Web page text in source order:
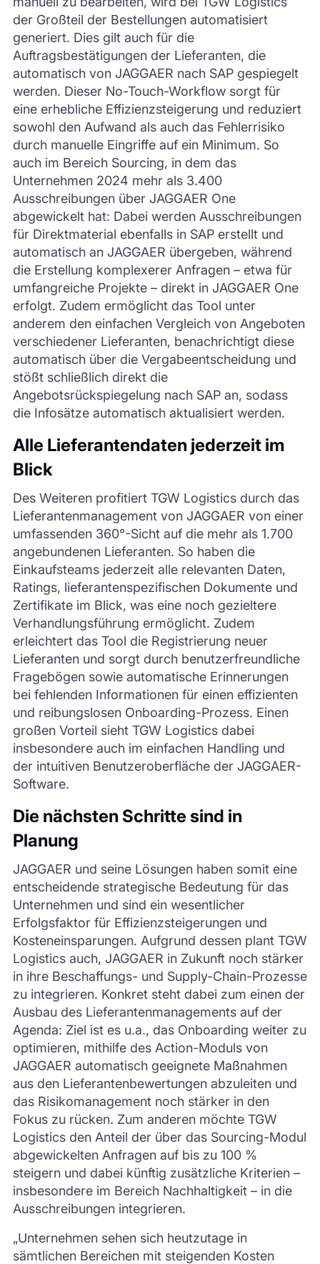
der Großteil der Bestellungen automatisiert
generiert. Dies gilt auch für die
Auftragsbestätigungen der Lieferanten, die
automatisch von JAGGAER nach SAP gespiegelt
werden. Dieser No-Touch-Workflow sorgt für
eine erhebliche Effizienzsteigerung und reduziert
sowohl den Aufwand als auch das Fehlerrisiko
durch manuelle Eingriffe auf ein Minimum. So
auch im Bereich Sourcing, in dem das
Unternehmen 2024 mehr als 3.400
Ausschreibungen über JAGGAER One
abgewickelt hat: Dabei werden Ausschreibungen
für Direktmaterial ebenfalls in SAP erstellt und
automatisch an JAGGAER übergeben, während
die Erstellung komplexerer Anfragen – etwa für
umfangreiche Projekte – direkt in JAGGAER One
erfolgt. Zudem ermöglicht das Tool unter
anderem den einfachen Vergleich von Angeboten
verschiedener Lieferanten, benachrichtigt diese
automatisch über die Vergabeentscheidung und
stößt schließlich direkt die
Angebotsrückspiegelung nach SAP an, sodass
die Infosätze automatisch aktualisiert werden.
Alle Lieferantendaten jederzeit im
Blick
Des Weiteren profitiert TGW Logistics durch das
Lieferantenmanagement von JAGGAER von einer
umfassenden 360°-Sicht auf die mehr als 1.700
angebundenen Lieferanten. So haben die
Einkaufsteams jederzeit alle relevanten Daten,
Ratings, lieferantenspezifischen Dokumente und
Zertifikate im Blick, was eine noch gezieltere
Verhandlungsführung ermöglicht. Zudem
erleichtert das Tool die Registrierung neuer
Lieferanten und sorgt durch benutzerfreundliche
Fragebögen sowie automatische Erinnerungen
bei fehlenden Informationen für einen effizienten
und reibungslosen Onboarding-Prozess. Einen
großen Vorteil sieht TGW Logistics dabei
insbesondere auch im einfachen Handling und
der intuitiven Benutzeroberfläche der JAGGAER-
Software.
Die nächsten Schritte sind in
Planung
JAGGAER und seine Lösungen haben somit eine
entscheidende strategische Bedeutung für das
Unternehmen und sind ein wesentlicher
Erfolgsfaktor für Effizienzsteigerungen und
Kosteneinsparungen. Aufgrund dessen plant TGW
Logistics auch, JAGGAER in Zukunft noch stärker
in ihre Beschaffungs- und Supply-Chain-Prozesse
zu integrieren. Konkret steht dabei zum einen der
Ausbau des Lieferantenmanagements auf der
Agenda: Ziel ist es u.a., das Onboarding weiter zu
optimieren, mithilfe des Action-Moduls von
JAGGAER automatisch geeignete Maßnahmen
aus den Lieferantenbewertungen abzuleiten und
das Risikomanagement noch stärker in den
Fokus zu rücken. Zum anderen möchte TGW
Logistics den Anteil der über das Sourcing-Modul
abgewickelten Anfragen auf bis zu 100 %
steigern und dabei künftig zusätzliche Kriterien –
insbesondere im Bereich Nachhaltigkeit – in die
Ausschreibungen integrieren.
„Unternehmen sehen sich heutzutage in
sämtlichen Bereichen mit steigenden Kosten